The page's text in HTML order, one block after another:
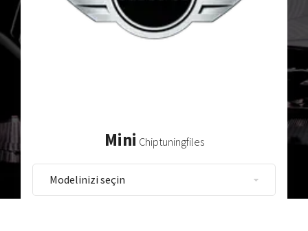
Mini Chiptuningfiles